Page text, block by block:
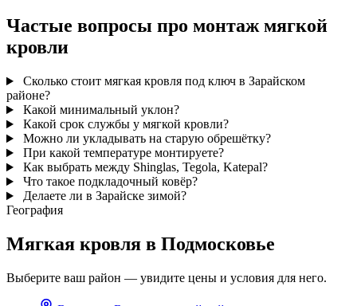
Частые вопросы про монтаж мягкой
кровли
Сколько стоит мягкая кровля под ключ в Зарайском
районе?
Какой минимальный уклон?
Какой срок службы у мягкой кровли?
Можно ли укладывать на старую обрешётку?
При какой температуре монтируете?
Как выбрать между Shinglas, Tegola, Katepal?
Что такое подкладочный ковёр?
Делаете ли в Зарайске зимой?
География
Мягкая кровля в Подмосковье
Выберите ваш район — увидите цены и условия для него.